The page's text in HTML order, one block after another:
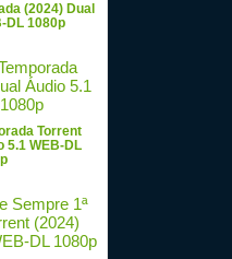
(2024) Dual
DL 1080p
Torrent
5.1 WEB-DL